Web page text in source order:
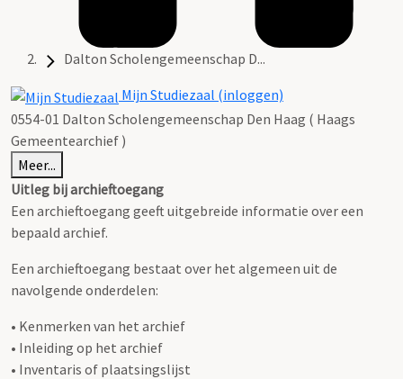
Dalton Scholengemeenschap D...
Mijn Studiezaal (inloggen)
0554-01 Dalton Scholengemeenschap Den Haag ( Haags
Gemeentearchief )
Meer...
Uitleg bij archieftoegang
Een archieftoegang geeft uitgebreide informatie over een
bepaald archief.
Een archieftoegang bestaat over het algemeen uit de
navolgende onderdelen:
• Kenmerken van het archief
• Inleiding op het archief
• Inventaris of plaatsingslijst